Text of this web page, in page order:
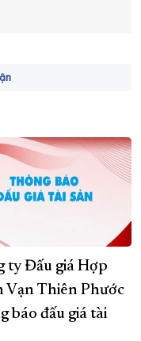
ty Đấu giá Hợp
Vạn Thiên Phước
báo đấu giá tài